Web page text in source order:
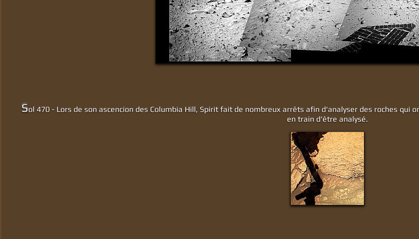
Sol 470 - Lors de son ascencion des Columbia Hill, Spirit fait de nombreux arrêts afin d'analyser des roches qui
en train d'être analysé.